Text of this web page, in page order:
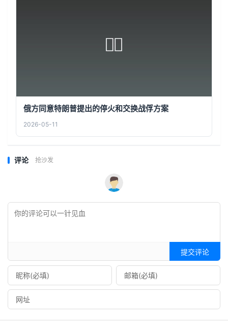
俄方同意特朗普提出的停火和交换战俘方案
2026-05-11
评论 抢沙发
提交评论